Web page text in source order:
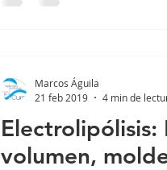
Electrolipólisis:
volumen,
Marcos Águila
21 feb 2019
4 min de